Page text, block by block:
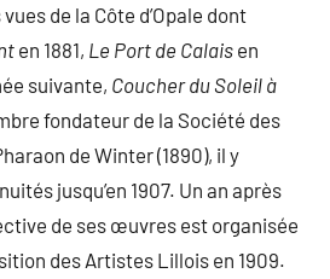
de la Côte d’Opale dont
en 1881, Le Port de Calais en
suivante, Coucher du Soleil à
fondateur de la Société des
de Winter (1890), il y
jusqu’en 1907. Un an après
de ses œuvres est organisée
des Artistes Lillois en 1909.